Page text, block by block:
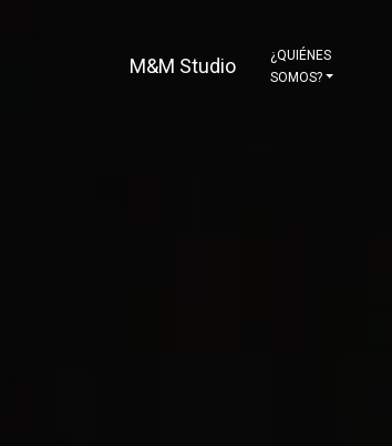
M&M Studio
¿QUIÉNES
SOMOS?